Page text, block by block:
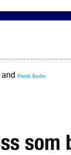
and Patrik Bodin